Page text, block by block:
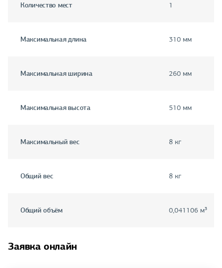
Количество мест 1
Максимальная длина 310 мм
Максимальная ширина 260 мм
Максимальная высота 510 мм
Максимальный вес 8 кг
Общий вес 8 кг
Общий объём 0,041106 м³
Заявка онлайн